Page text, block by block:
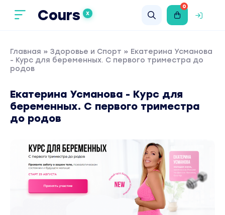
Cours X
0
Главная » Здоровье и Спорт » Екатерина Усманова
- Курс для беременных. С первого триместра до
родов
Екатерина Усманова - Курс для
беременных. С первого триместра
до родов